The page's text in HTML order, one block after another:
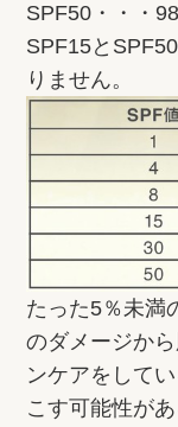
SPF50・・・
SPF15と
りません。
たった5％未満
のダメージか
ンケアをして
こす可能性が